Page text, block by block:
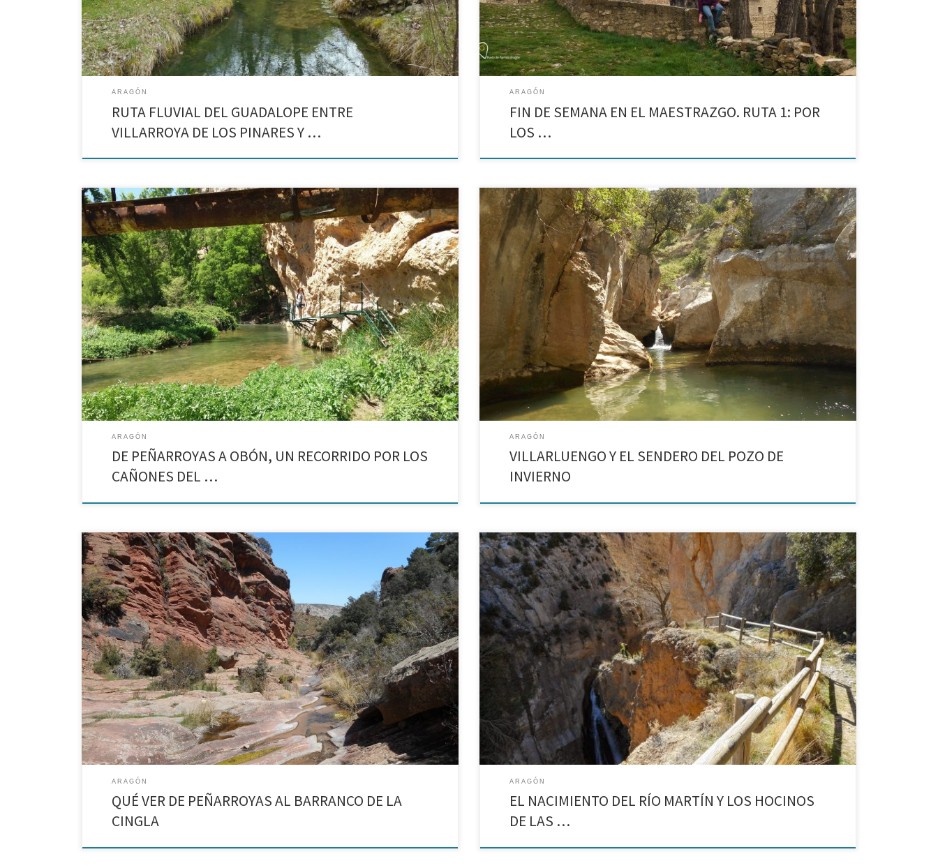
ARAGÓN
RUTA FLUVIAL DEL GUADALOPE ENTRE
VILLARROYA DE LOS PINARES Y …
ARAGÓN
FIN DE SEMANA EN EL MAESTRAZGO. RUTA 1: POR
LOS …
Cuarta etapa del GR 262 entre Peñarroyas y Obón con pasarelas sobre el río Martín,
pinturas rupestres y formaciones geológicas.
ARAGÓN
DE PEÑARROYAS A OBÓN, UN RECORRIDO POR LOS
CAÑONES DEL …
Ruta circular en Villarluengo, comarca del Maestrazgo. Saltos de agua y pozas donde
ARAGÓN
VILLARLUENGO Y EL SENDERO DEL POZO DE
INVIERNO
Ruta circular de 8 km partiendo de Peñarroyas para conocer el Barranco de la Cingla.
ARAGÓN
QUÉ VER DE PEÑARROYAS AL BARRANCO DE LA
CINGLA
El Chorredero de las Parras de Martín. Martín del Río y ruta al Hocino del Pajazo y el
Hocino de las Palomas
ARAGÓN
EL NACIMIENTO DEL RÍO MARTÍN Y LOS HOCINOS
DE LAS …